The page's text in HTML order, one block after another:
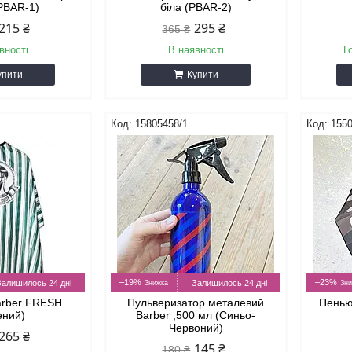
1)
₴
біла (PBAR-2)
365 ₴ 295 ₴
В наявності
Купити
24 дні
FRESH
₴
15805458/1
–19% Залишилось 24 дні
Пульверизатор металевий
Barber ,500 мл (Синьо-
Червоний)
–23%